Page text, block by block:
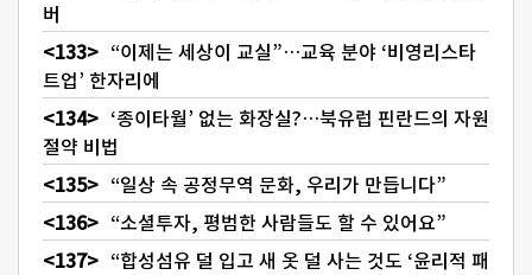
버
“이제는 세상이 교실”…교육 분야 ‘비영리스타
트업’ 한자리에
‘종이타월’ 없는 화장실?…북유럽 핀란드의 자원
절약 비법
“일상 속 공정무역 문화, 우리가 만듭니다”
“소셜투자, 평범한 사람들도 할 수 있어요”
“합성섬유 덜 입고 새 옷 덜 사는 것도 ‘윤리적 패